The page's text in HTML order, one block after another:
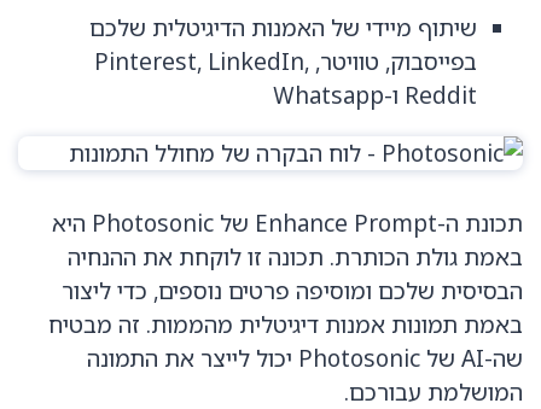
שיתוף מיידי של האמנות הדיגיטלית שלכם
בפייסבוק, טוויטר, Pinterest, LinkedIn,
Reddit ו-Whatsapp
תכונת ה-Enhance Prompt של Photosonic היא
באמת גולת הכותרת. תכונה זו לוקחת את ההנחיה
הבסיסית שלכם ומוסיפה פרטים נוספים, כדי ליצור
באמת תמונות אמנות דיגיטלית מהממות. זה מבטיח
שה-AI של Photosonic יכול לייצר את התמונה
המושלמת עבורכם.